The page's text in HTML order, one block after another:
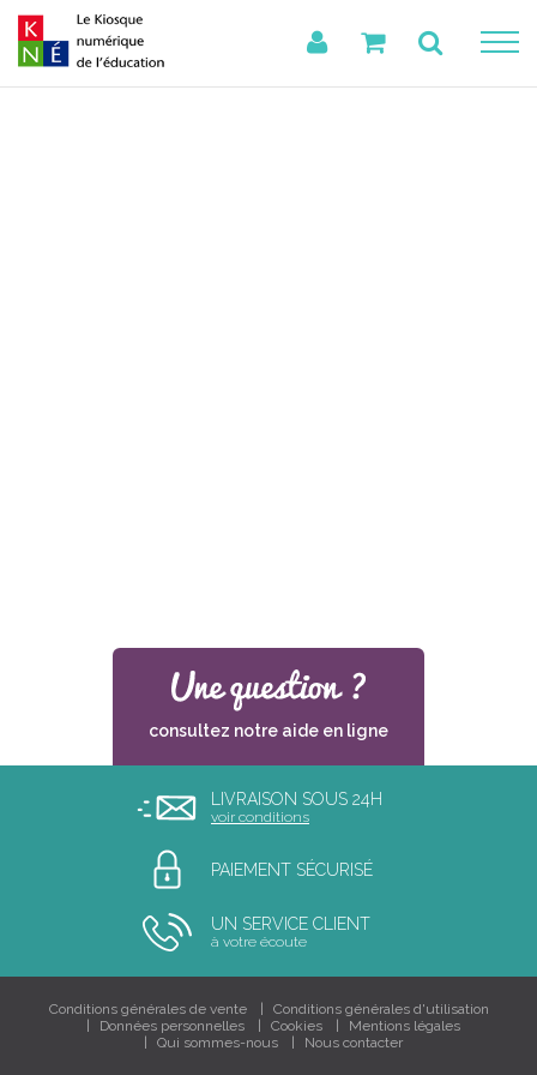
LIVRAISON SOUS 24H
voir conditions
PAIEMENT SÉCURISÉ
UN SERVICE CLIENT
à votre écoute
consultez notre aide en ligne
Conditions générales de vente
Conditions générales d'utilisation
Données personnelles
Cookies
Mentions légales
Qui sommes-nous
Nous contacter